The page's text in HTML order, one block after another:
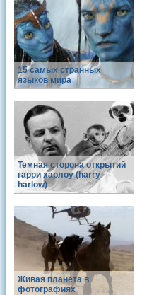
15 самых странных
языков мира
Темная сторона открытий
гарри харлоу (harry
harlow)
Живая планета в
фотографиях